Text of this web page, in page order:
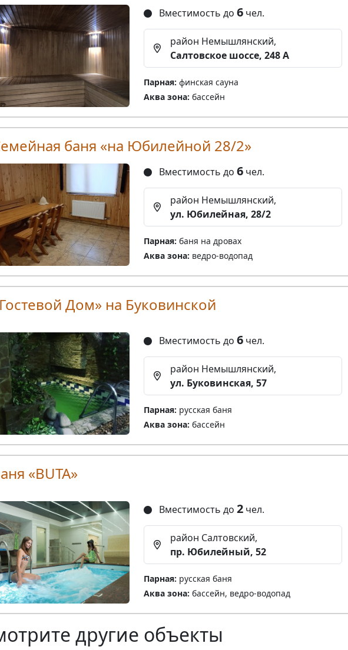
Вместимость до 6чел.
район Немышлянский,
Салтовское шоссе, 248 А
Парная: финская сауна
Аква зона: бассейн
баня «на Юбилейной 28/2»
Вместимость до 6чел.
район Немышлянский,
ул. Юбилейная, 28/2
Парная: баня на дровах
Аква зона: ведро-водопад
Дом» на Буковинской
Вместимость до 6чел.
район Немышлянский,
ул. Буковинская, 57
Парная: русская баня
Аква зона: бассейн
«BUTA»
Вместимость до 2чел.
район Салтовский,
пр. Юбилейный, 52
Парная: русская баня
Аква зона: бассейн, ведро-водопад
другие объекты